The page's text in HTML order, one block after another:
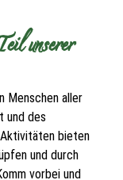
unserer
Menschen aller
und des
bieten
und durch
vorbei und